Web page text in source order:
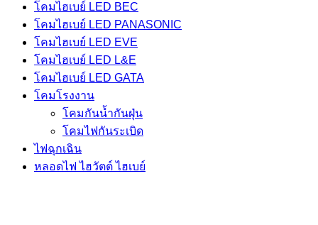
โคมไฮเบย์ LED BEC
โคมไฮเบย์ LED PANASONIC
โคมไฮเบย์ LED EVE
โคมไฮเบย์ LED L&E
โคมไฮเบย์ LED GATA
โคมโรงงาน
โคมกันน้ำกันฝุ่น
โคมไฟกันระเบิด
ไฟฉุกเฉิน
หลอดไฟ ไฮวัตต์ ไฮเบย์